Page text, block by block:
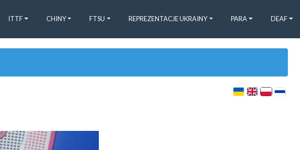
ITTF CHINY FTSU REPREZENTACJE UKRAINY PARA DEAF